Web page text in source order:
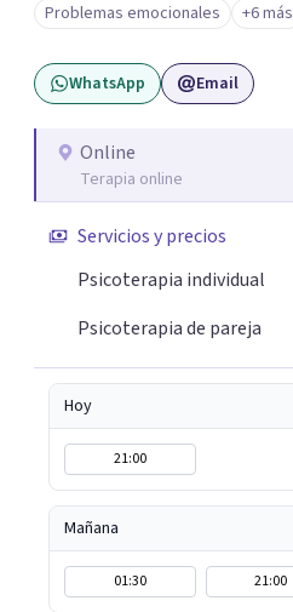
Problemas emocionales
+6 más
WhatsApp Email
Online
Terapia online
Servicios y precios
Psicoterapia individual
Psicoterapia de pareja
Hoy
21:00
Mañana
01:30 21:00